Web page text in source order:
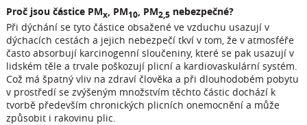
Proč jsou částice PMx, PM10, PM2,5 nebezpečné?
Při dýchání se tyto částice obsažené ve vzduchu usazují v
dýchacích cestách a jejich nebezpečí tkví v tom, že v atmosféře
často absorbují karcinogenní sloučeniny, které se pak usazují v
lidském těle a trvale poškozují plicní a kardiovaskulární systém.
Což má špatný vliv na zdraví člověka a při dlouhodobém pobytu
v prostředí se zvýšeným množstvím těchto částic dochází k
tvorbě především chronických plicních onemocnění a může
způsobit i rakovinu plic.